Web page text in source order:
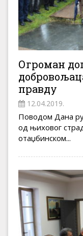
Огроман
правду
12.04.2019.
Поводом Дана
од њиховог
отаџбинском...